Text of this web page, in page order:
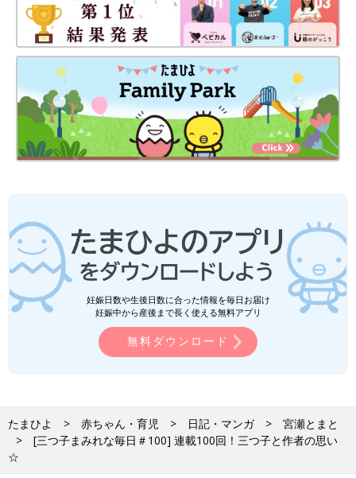
妊娠日数や生後日数に合った情報を毎日お届け
妊娠中から産後まで長く使える無料アプリ
無料ダウンロード
たまひよ 赤ちゃん・育児 日記・マンガ
宮瀬とまと
[三つ子まみれな毎日＃100] 連載100回！三つ子と作者の思い
☆